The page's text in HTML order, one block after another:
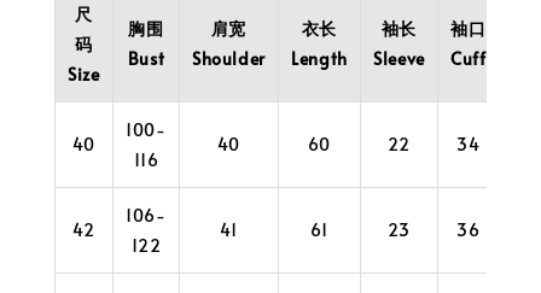
尺
码
Size
胸围
Bust
肩宽
Shoulder
衣长
Length
袖长
Sleeve
袖口
Cuff
40
100-
116
40 60 22 34
42
106-
122
41 61 23 36